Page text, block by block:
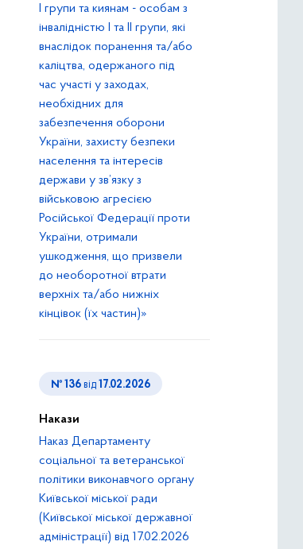
І групи та киянам - особам з
інвалідністю І та ІІ групи, які
внаслідок поранення та/або
каліцтва, одержаного під
час участі у заходах,
необхідних для
забезпечення оборони
України, захисту безпеки
населення та інтересів
держави у зв’язку з
військовою агресією
Російської Федерації проти
України, отримали
ушкодження, що призвели
до необоротної втрати
верхніх та/або нижніх
кінцівок (їх частин)»
№ 136 від 17.02.2026
Накази
Наказ Департаменту
соціальної та ветеранської
політики виконавчого органу
Київської міської ради
(Київської міської державної
адміністрації) від 17.02.2026